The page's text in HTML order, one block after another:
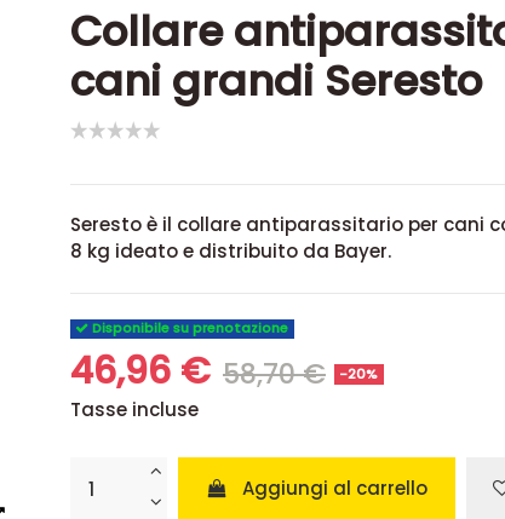
Collare
cani grandi Seresto
Seresto è il collare antiparassitario per cani
8 kg ideato e distribuito da Bayer.
Disponibile su prenotazione
46,96 € 58,70 € -20%
Tasse incluse
Aggiungi al carrello